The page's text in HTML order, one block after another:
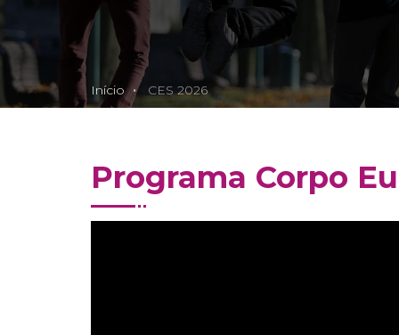
Início CES 2026
Programa Corpo